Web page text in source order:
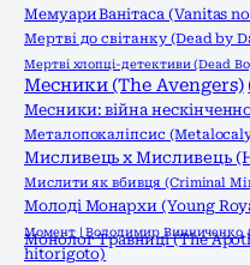
Мемуари Ванітаса (Vanitas
Мертві до світанку (Dead by
Мертві хлопці-детективи (Dead
Месники (The Avengers)
Месники: війна
Металопокаліпсис
Мисливець х Мисливець
Мислити як вбивця (Criminal
Молоді Монархи (Young
Момент | Володимир Винниченко
Монолог Травниці (The
hitorigoto)